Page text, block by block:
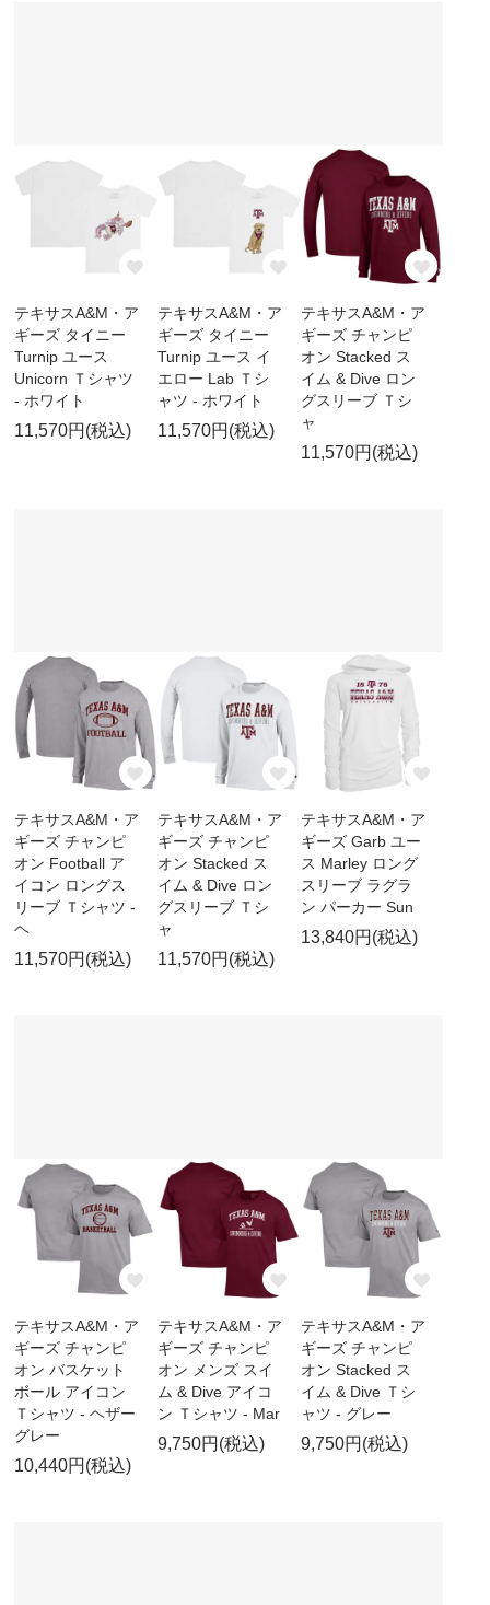
テキサスA&M・ア
ギーズ タイニー
Turnip ユース
Unicorn Ｔシャツ
- ホワイト
11,570円(税込)
テキサスA&M・ア
ギーズ タイニー
Turnip ユース イ
エロー Lab Ｔシ
ャツ - ホワイト
11,570円(税込)
テキサスA&M・ア
ギーズ チャンピ
オン Stacked ス
イム & Dive ロン
グスリーブ Ｔシ
ャ
11,570円(税込)
テキサスA&M・ア
ギーズ チャンピ
オン Football ア
イコン ロングス
リーブ Ｔシャツ -
ヘ
11,570円(税込)
テキサスA&M・ア
ギーズ チャンピ
オン Stacked ス
イム & Dive ロン
グスリーブ Ｔシ
ャ
11,570円(税込)
テキサスA&M・ア
ギーズ Garb ユー
ス Marley ロング
スリーブ ラグラ
ン パーカー Sun
13,840円(税込)
テキサスA&M・ア
ギーズ チャンピ
オン バスケット
ボール アイコン
Ｔシャツ - ヘザー
グレー
10,440円(税込)
テキサスA&M・ア
ギーズ チャンピ
オン メンズ スイ
ム & Dive アイコ
ン Ｔシャツ - Mar
9,750円(税込)
テキサスA&M・ア
ギーズ チャンピ
オン Stacked ス
イム & Dive Ｔシ
ャツ - グレー
9,750円(税込)